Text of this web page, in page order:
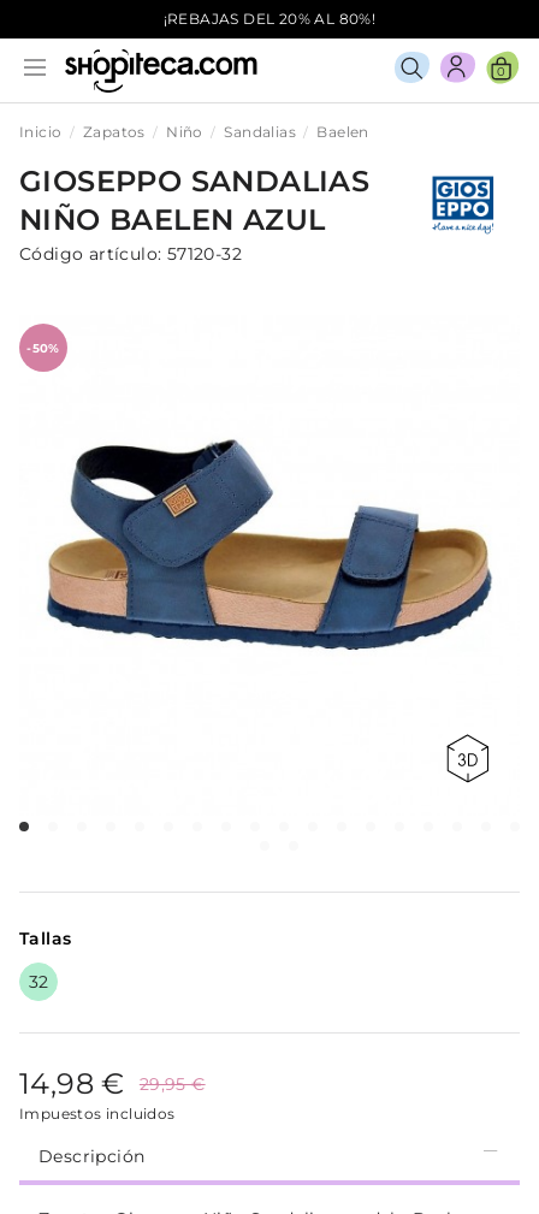
¡REBAJAS DEL 20% AL 80%!
0
Inicio Zapatos Niño Sandalias Baelen
GIOSEPPO SANDALIAS
NIÑO BAELEN AZUL
Código artículo: 57120-32
-50%
Tallas
32
14,98 € 29,95 €
Impuestos incluidos
Descripción